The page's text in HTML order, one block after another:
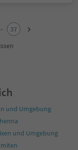
37
und Umgebung
und Umgebung